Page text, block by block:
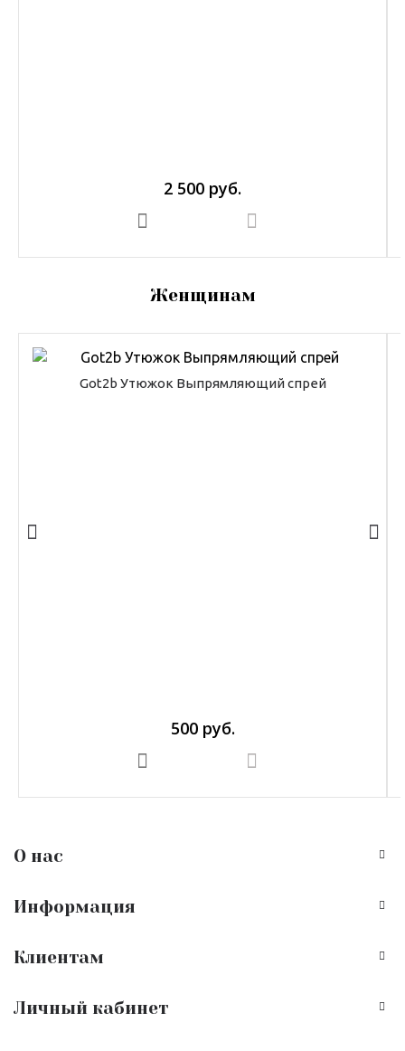
2 500 руб.
Женщинам
Got2b Утюжок Выпрямляющий спрей
500 руб.
О нас
Информация
Клиентам
Личный кабинет